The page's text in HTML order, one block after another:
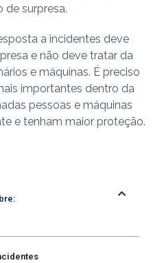
de surpresa.
a incidentes deve
e não deve tratar da
e máquinas. É preciso
importantes dentro da
pessoas e máquinas
e tenham maior proteção.